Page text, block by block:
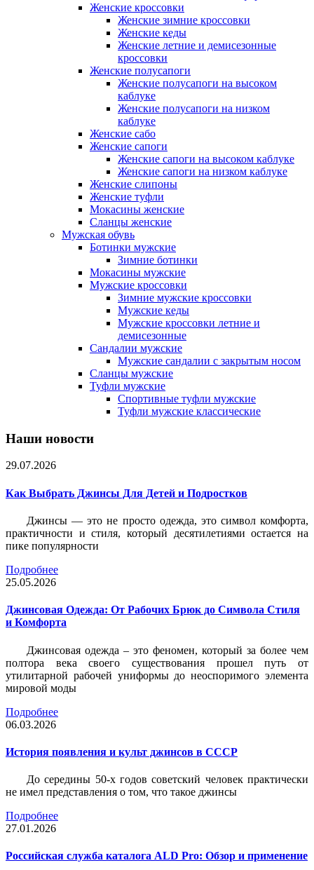
Женские кроссовки
Женские зимние кроссовки
Женские кеды
Женские летние и демисезонные
кроссовки
Женские полусапоги
Женские полусапоги на высоком
каблуке
Женские полусапоги на низком
каблуке
Женские сабо
Женские сапоги
Женские сапоги на высоком каблуке
Женские сапоги на низком каблуке
Женские слипоны
Женские туфли
Мокасины женские
Сланцы женские
Мужская обувь
Ботинки мужские
Зимние ботинки
Мокасины мужские
Мужские кроссовки
Зимние мужские кроссовки
Мужские кеды
Мужские кроссовки летние и
демисезонные
Сандалии мужские
Мужские сандалии с закрытым носом
Сланцы мужские
Туфли мужские
Спортивные туфли мужские
Туфли мужские классические
Наши новости
29.07.2026
Как Выбрать Джинсы Для Детей и Подростков
Джинсы — это не просто одежда, это символ комфорта,
практичности и стиля, который десятилетиями остается на
пике популярности
Подробнее
25.05.2026
Джинсовая Одежда: От Рабочих Брюк до Символа Стиля
и Комфорта
Джинсовая одежда – это феномен, который за более чем
полтора века своего существования прошел путь от
утилитарной рабочей униформы до неоспоримого элемента
мировой моды
Подробнее
06.03.2026
История появления и культ джинсов в СССР
До середины 50-х годов советский человек практически
не имел представления о том, что такое джинсы
Подробнее
27.01.2026
Российская служба каталога ALD Pro: Обзор и применение